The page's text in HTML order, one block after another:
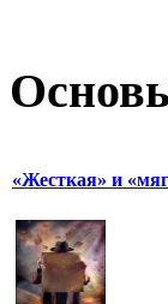
«Жесткая» и